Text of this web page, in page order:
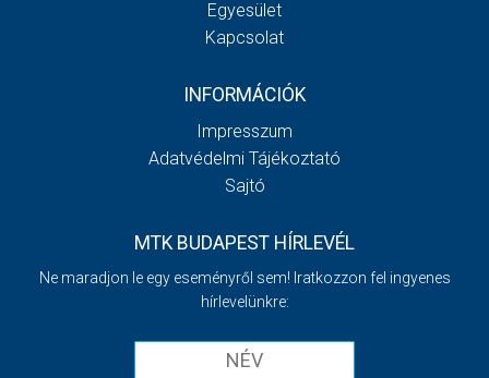
Egyesület
Kapcsolat
INFORMÁCIÓK
Impresszum
Adatvédelmi Tájékoztató
Sajtó
MTK BUDAPEST HÍRLEVÉL
Ne maradjon le egy eseményről sem! Iratkozzon fel ingyenes
hírlevelünkre: